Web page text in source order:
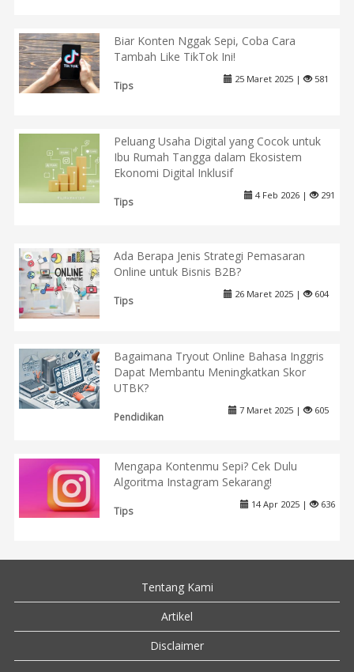
Biar Konten Nggak Sepi, Coba Cara
Tambah Like TikTok Ini!
Tips
25 Maret 2025 | 581
Peluang Usaha Digital yang Cocok untuk
Ibu Rumah Tangga dalam Ekosistem
Ekonomi Digital Inklusif
Tips
4 Feb 2026 | 291
Ada Berapa Jenis Strategi Pemasaran
Online untuk Bisnis B2B?
Tips
26 Maret 2025 | 604
Bagaimana Tryout Online Bahasa Inggris
Dapat Membantu Meningkatkan Skor
UTBK?
Pendidikan
7 Maret 2025 | 605
Mengapa Kontenmu Sepi? Cek Dulu
Algoritma Instagram Sekarang!
Tips
14 Apr 2025 | 636
Tentang Kami
Artikel
Disclaimer